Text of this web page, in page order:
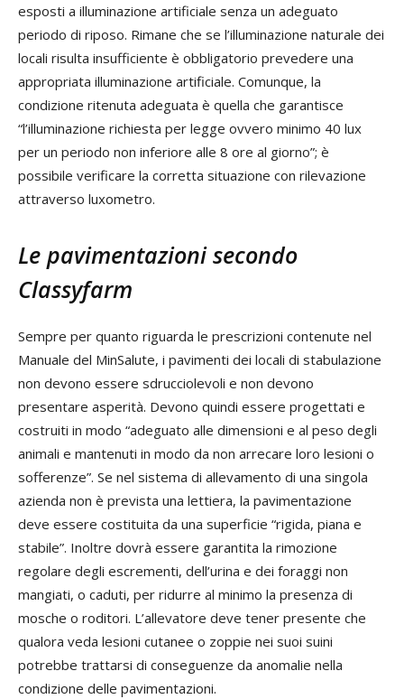
esposti a illuminazione artificiale senza un adeguato
periodo di riposo. Rimane che se l’illuminazione naturale dei
locali risulta insufficiente è obbligatorio prevedere una
appropriata illuminazione artificiale. Comunque, la
condizione ritenuta adeguata è quella che garantisce
“l’illuminazione richiesta per legge ovvero minimo 40 lux
per un periodo non inferiore alle 8 ore al giorno”; è
possibile verificare la corretta situazione con rilevazione
attraverso luxometro.
Le pavimentazioni secondo
Classyfarm
Sempre per quanto riguarda le prescrizioni contenute nel
Manuale del MinSalute, i pavimenti dei locali di stabulazione
non devono essere sdrucciolevoli e non devono
presentare asperità. Devono quindi essere progettati e
costruiti in modo “adeguato alle dimensioni e al peso degli
animali e mantenuti in modo da non arrecare loro lesioni o
sofferenze”. Se nel sistema di allevamento di una singola
azienda non è prevista una lettiera, la pavimentazione
deve essere costituita da una superficie “rigida, piana e
stabile”. Inoltre dovrà essere garantita la rimozione
regolare degli escrementi, dell’urina e dei foraggi non
mangiati, o caduti, per ridurre al minimo la presenza di
mosche o roditori. L’allevatore deve tener presente che
qualora veda lesioni cutanee o zoppie nei suoi suini
potrebbe trattarsi di conseguenze da anomalie nella
condizione delle pavimentazioni.